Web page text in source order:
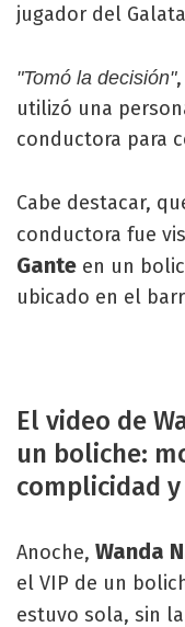
jugador del
"Tomó la decisión"
utilizó una
conductora para
Cabe destacar,
conductora fue
Gante en un
ubicado en el
El video de
un boliche:
complicidad
Anoche, Wanda
el VIP de un
estuvo sola, sin